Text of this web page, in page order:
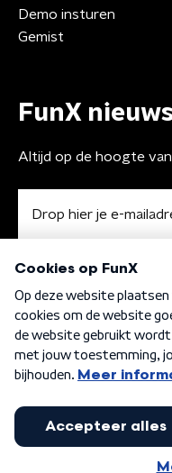
Demo insturen
Gemist
FunX
Altijd op de hoogte
Algemene voorwaarden